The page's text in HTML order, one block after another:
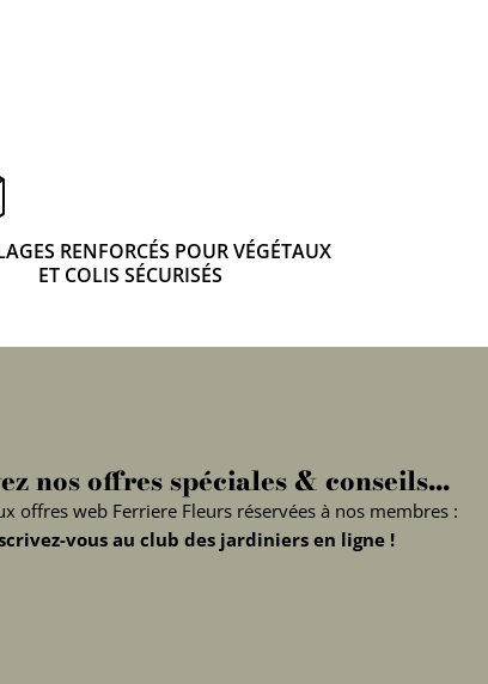
RENFORCÉS POUR VÉGÉTAUX
ET COLIS SÉCURISÉS
nos offres spéciales & conseils...
offres web Ferriere Fleurs réservées à nos membres :
vous au club des jardiniers en ligne !